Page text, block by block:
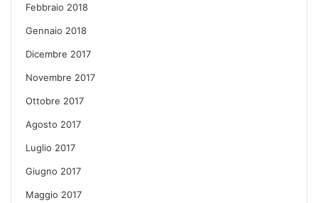
Febbraio 2018
Gennaio 2018
Dicembre 2017
Novembre 2017
Ottobre 2017
Agosto 2017
Luglio 2017
Giugno 2017
Maggio 2017